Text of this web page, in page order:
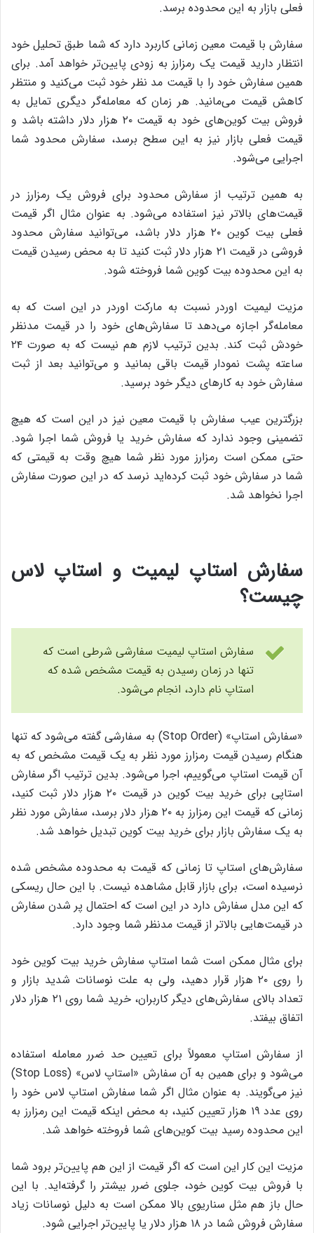
فعلی بازار به این محدوده برسد.
سفارش با قیمت معین زمانی کاربرد دارد که شما طبق تحلیل خود
انتظار دارید قیمت یک رمزارز به زودی پایین‌تر خواهد آمد. برای
همین سفارش خود را با قیمت مد نظر خود ثبت می‌کنید و منتظر
کاهش قیمت می‌مانید. هر زمان که معامله‌گر دیگری تمایل به
فروش بیت کوین‌های خود به قیمت ۲۰ هزار دلار داشته باشد و
قیمت فعلی بازار نیز به این سطح برسد، سفارش محدود شما
اجرایی می‌شود.
به همین ترتیب از سفارش محدود برای فروش یک رمزارز در
قیمت‌های بالاتر نیز استفاده می‌شود. به عنوان مثال اگر قیمت
فعلی بیت کوین ۲۰ هزار دلار باشد، می‌توانید سفارش محدود
فروشی در قیمت ۲۱ هزار دلار ثبت کنید تا به محض رسیدن قیمت
به این محدوده بیت کوین شما فروخته شود.
مزیت لیمیت اوردر نسبت به مارکت اوردر در این است که به
معامله‌گر اجازه می‌دهد تا سفارش‌های خود را در قیمت مدنظر
خودش ثبت کند. بدین ترتیب لازم هم نیست که به صورت ۲۴
ساعته پشت نمودار قیمت باقی بمانید و می‌توانید بعد از ثبت
سفارش خود به کارهای دیگر خود برسید.
بزرگترین عیب سفارش با قیمت معین نیز در این است که هیچ
تضمینی وجود ندارد که سفارش خرید یا فروش شما اجرا شود.
حتی ممکن است رمزارز مورد نظر شما هیچ وقت به قیمتی که
شما در سفارش خود ثبت کرده‌اید نرسد که در این صورت سفارش
اجرا نخواهد شد.
سفارش استاپ لیمیت و استاپ لاس
چیست؟
سفارش استاپ لیمیت سفارشی شرطی است که
تنها در زمان رسیدن به قیمت مشخص شده که
استاپ نام دارد، انجام می‌شود.
«سفارش استاپ» (Stop Order) به سفارشی گفته می‌شود که تنها
هنگام رسیدن قیمت رمزارز مورد نظر به یک قیمت مشخص که به
آن قیمت استاپ می‌گوییم، اجرا می‌شود. بدین ترتیب اگر سفارش
استاپی برای خرید بیت کوین در قیمت ۲۰ هزار دلار ثبت کنید،
زمانی که قیمت این رمزارز به ۲۰ هزار دلار برسد، سفارش مورد نظر
به یک سفارش بازار برای خرید بیت کوین تبدیل خواهد شد.
سفارش‌های استاپ تا زمانی که قیمت به محدوده مشخص شده
نرسیده است، برای بازار قابل مشاهده نیست. با این حال ریسکی
که این مدل سفارش دارد در این است که احتمال پر شدن سفارش
در قیمت‌هایی بالاتر از قیمت مدنظر شما وجود دارد.
برای مثال ممکن است شما استاپ سفارش خرید بیت کوین خود
را روی ۲۰ هزار قرار دهید، ولی به علت نوسانات شدید بازار و
تعداد بالای سفارش‌های دیگر کاربران، خرید شما روی ۲۱ هزار دلار
اتفاق بیفتد.
از سفارش استاپ معمولاً برای تعیین حد ضرر معامله استفاده
می‌شود و برای همین به آن سفارش «استاپ لاس» (Stop Loss)
نیز می‌گویند. به عنوان مثال اگر شما سفارش استاپ لاس خود را
روی عدد ۱۹ هزار تعیین کنید، به محض اینکه قیمت این رمزارز به
این محدوده رسید بیت کوین‌های شما فروخته خواهد شد.
مزیت این کار این است که اگر قیمت از این هم پایین‌تر برود شما
با فروش بیت کوین خود، جلوی ضرر بیشتر را گرفته‌اید. با این
حال باز هم مثل سناریوی بالا ممکن است به دلیل نوسانات زیاد
سفارش فروش شما در ۱۸ هزار دلار یا پایین‌تر اجرایی شود.